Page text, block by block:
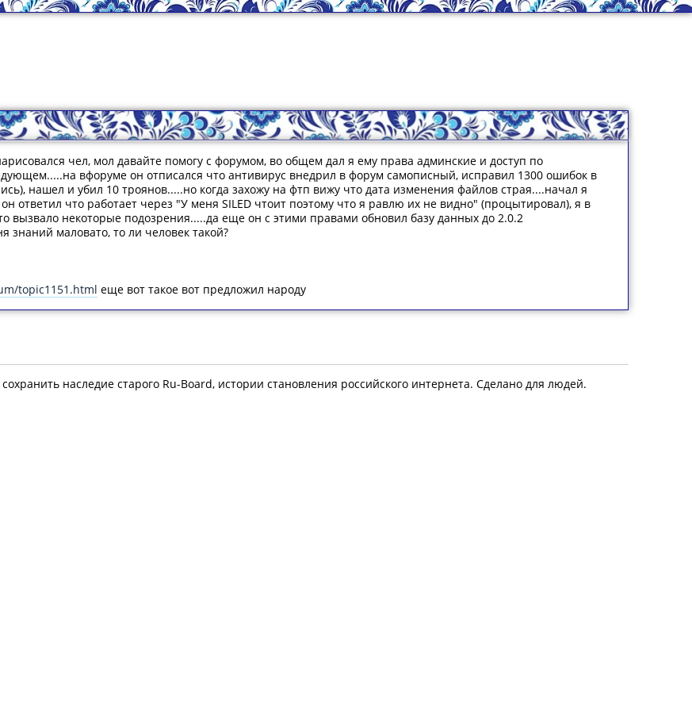
чел, мол давайте помогу с форумом, во общем дал я ему права админские и доступ по
вфоруме он отписался что антивирус внедрил в форум самописный, исправил 1300 ошибок в
нашел и убил 10 троянов.....но когда захожу на фтп вижу что дата изменения файлов страя....начал я
ответил что работает через "У меня SILED чтоит поэтому что я равлю их не видно" (процытировал), я в
вызвало некоторые подозрения.....да еще он с этими правами обновил базу данных до 2.0.2
знаний маловато, то ли человек такой?
topic1151.html еще вот такое вот предложил народу
наследие старого Ru-Board, истории становления российского интернета. Сделано для людей.